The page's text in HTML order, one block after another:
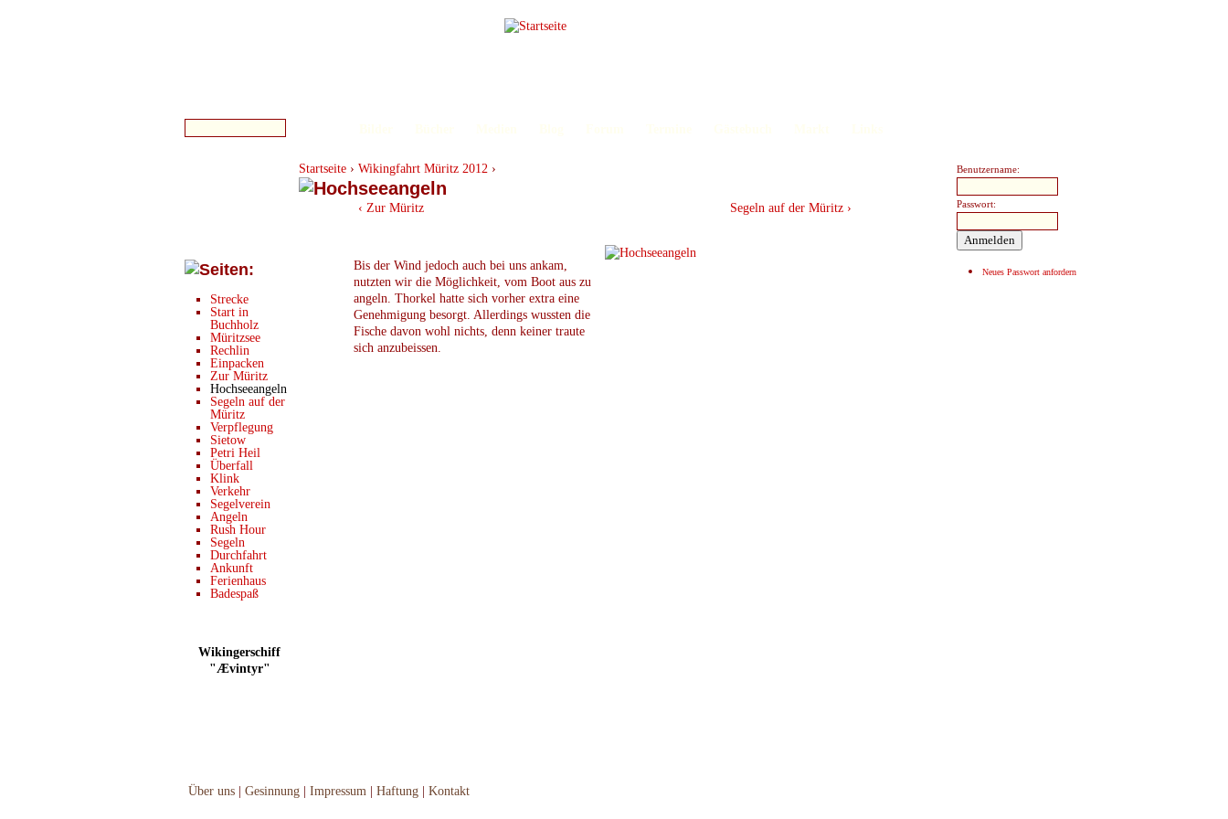
Startseite › Wikingfahrt Müritz 2012 ›
‹ Zur Müritz Segeln auf der Müritz ›
Bis der Wind jedoch auch bei uns ankam,
nutzten wir die Möglichkeit, vom Boot aus zu
angeln. Thorkel hatte sich vorher extra eine
Genehmigung besorgt. Allerdings wussten die
Fische davon wohl nichts, denn keiner traute
sich anzubeissen.
Strecke
Start in
Buchholz
Müritzsee
Rechlin
Einpacken
Zur Müritz
Hochseeangeln
Segeln auf der
Müritz
Verpflegung
Sietow
Petri Heil
Überfall
Klink
Verkehr
Segelverein
Angeln
Rush Hour
Segeln
Durchfahrt
Ankunft
Ferienhaus
Badespaß
Wikingerschiff
"Ævintyr"
Benutzername:
Passwort:
Neues Passwort anfordern
Über uns Gesinnung Impressum Haftung Kontakt